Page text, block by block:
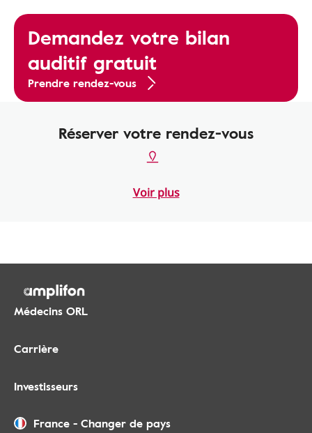
Demandez votre bilan
auditif gratuit
Prendre rendez-vous
Réserver votre rendez-vous
Voir plus
Médecins ORL
Carrière
Investisseurs
France - Changer de pays